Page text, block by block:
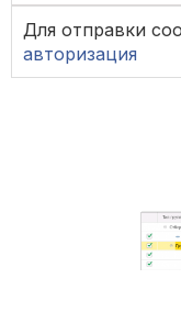
Для отправки
авторизация